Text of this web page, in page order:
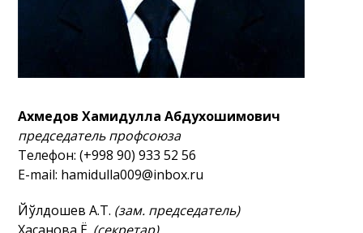
Ахмедов Хамидулла Абдухошимович
председатель профсоюза
Телефон: (+998 90) 933 52 56
E-mail: hamidulla009@inbox.ru
Йўлдошев А.Т. (зам. председатель)